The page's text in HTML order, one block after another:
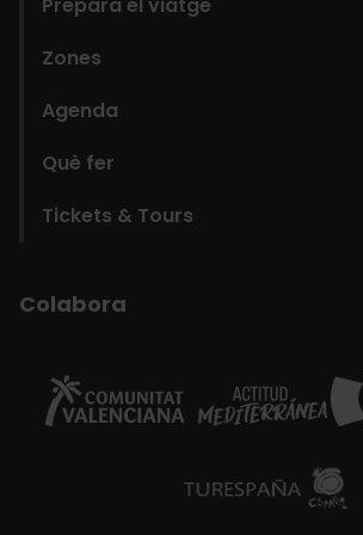
Zones
Agenda
Què fer
Tickets & Tours
Colabora